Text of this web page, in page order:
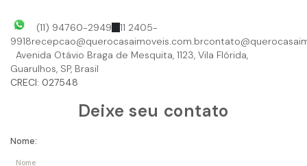
(11) 94760-2949
11 2405-
9918recepcao@querocasaimoveis.com.br
Avenida Otávio Braga de Mesquita, 1123, Vila Flórida,
Guarulhos, SP, Brasil
CRECI: 027548
Deixe seu contato
Nome: